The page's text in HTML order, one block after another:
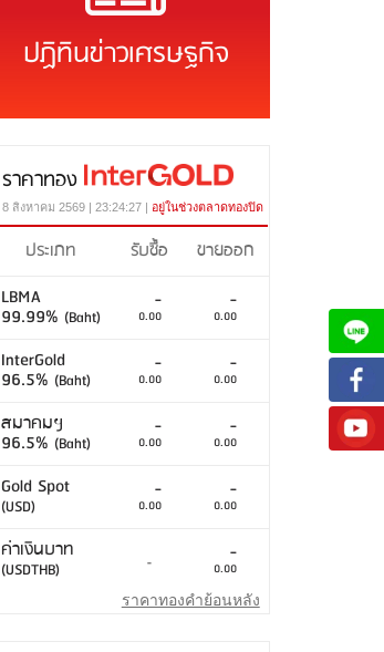
ปฏิทินข่าวเศรษฐกิจ
ราคาทอง
8 สิงหาคม 2569 | 23:24:27 | อยู่ในช่วงตลาดทองปิด
ประเภท รับซื้อ
ขายออก
LBMA
99.99% (Baht)
-
0.00
-
0.00
InterGold
96.5% (Baht)
-
0.00
-
0.00
สมาคมฯ
96.5% (Baht)
-
0.00
-
0.00
Gold Spot
(USD)
-
0.00
-
0.00
ค่าเงินบาท
(USDTHB) - -
0.00
ราคาทองคำย้อนหลัง